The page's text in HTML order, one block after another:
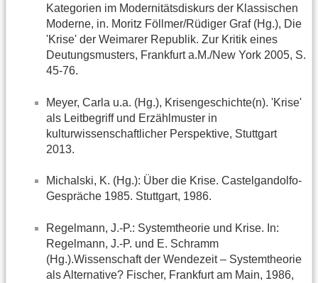
Kategorien im Modernitätsdiskurs der Klassischen
Moderne, in. Moritz Föllmer/Rüdiger Graf (Hg.), Die
'Krise' der Weimarer Republik. Zur Kritik eines
Deutungsmusters, Frankfurt a.M./New York 2005, S.
45-76.
Meyer, Carla u.a. (Hg.), Krisengeschichte(n). 'Krise'
als Leitbegriff und Erzählmuster in
kulturwissenschaftlicher Perspektive, Stuttgart
2013.
Michalski, K. (Hg.): Über die Krise. Castelgandolfo-
Gespräche 1985. Stuttgart, 1986.
Regelmann, J.-P.: Systemtheorie und Krise. In:
Regelmann, J.-P. und E. Schramm
(Hg.).Wissenschaft der Wendezeit – Systemtheorie
als Alternative? Fischer, Frankfurt am Main, 1986,